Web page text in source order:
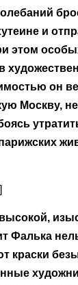
и
этом
он
Москву,
Фалька
краски